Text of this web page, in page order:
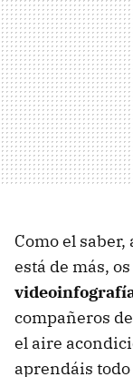
Como el
está de más,
compañeros de
el aire
aprendáis